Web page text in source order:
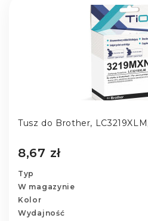
Tusz do Brother,
8,67 zł
Typ
W magazynie
Kolor
Wydajność